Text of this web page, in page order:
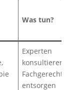
Was tun?
Experten
konsultieren,
Fachgerecht
entsorgen